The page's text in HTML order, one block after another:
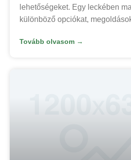
lehetőségeket. Egy leckében
különböző opciókat,
Tovább olvasom →